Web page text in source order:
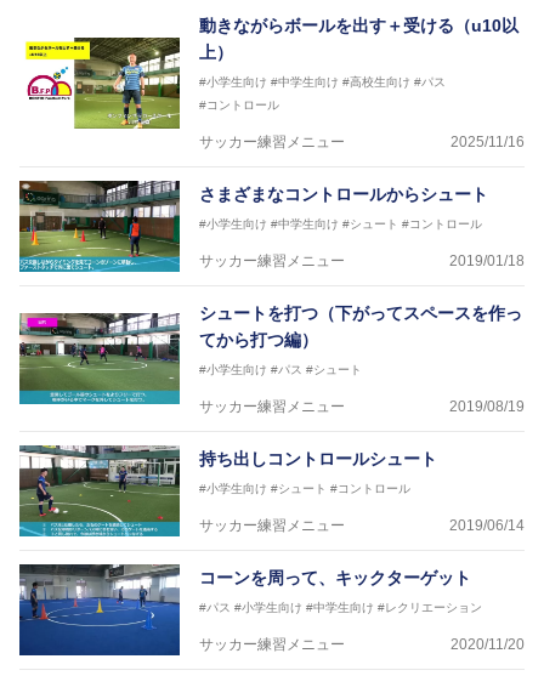
ASV ペスカドーラ町田 監督、FC VIGORE 監督
【資格】
日本サッカー協会公認B級ライセンス・日本サッカー
協会公認フットサルB級ライセンス
※全コーチボンフィンサッカースクール所属
動きながらボールを出す＋受ける（u10以
上）
#小学生向け #中学生向け #高校生向け #パス
#コントロール
サッカー練習メニュー 2025/11/16
さまざまなコントロールからシュート
#小学生向け #中学生向け #シュート #コントロール
サッカー練習メニュー 2019/01/18
シュートを打つ（下がってスペースを作っ
てから打つ編）
#小学生向け #パス #シュート
サッカー練習メニュー 2019/08/19
持ち出しコントロールシュート
#小学生向け #シュート #コントロール
サッカー練習メニュー 2019/06/14
コーンを周って、キックターゲット
#パス #小学生向け #中学生向け #レクリエーション
サッカー練習メニュー 2020/11/20